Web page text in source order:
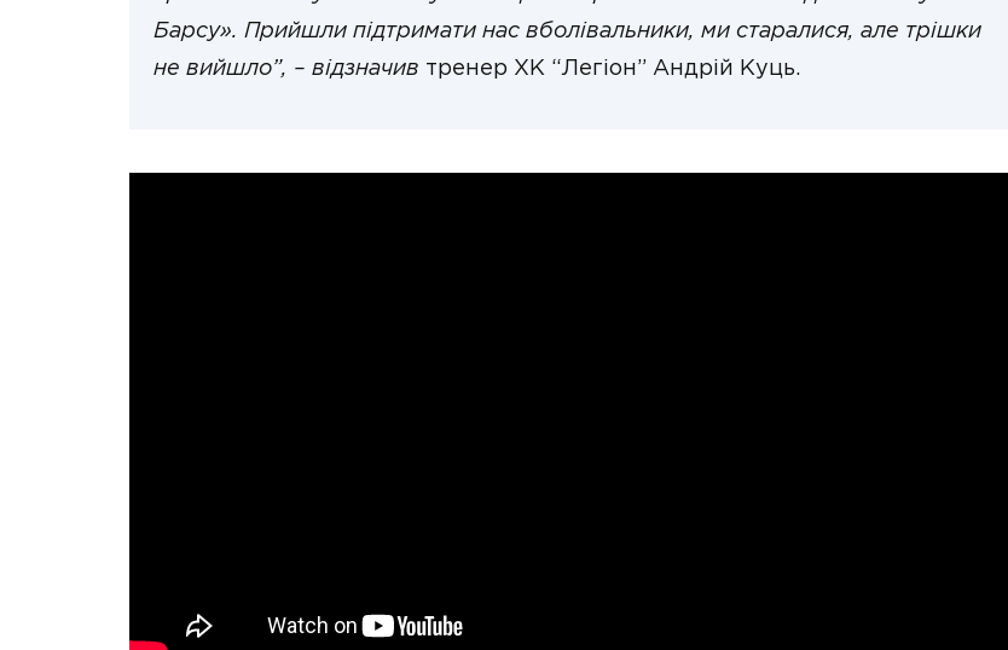
Барсу». Прийшли підтримати нас вболівальники, ми старалися, але трішки
не вийшло”, – відзначив тренер ХК “Легіон” Андрій Куць.